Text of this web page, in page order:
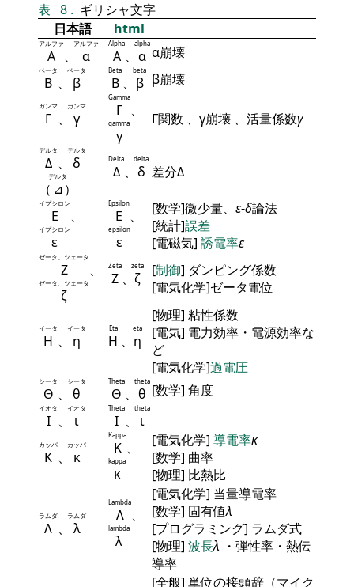
表 8 . ギリシャ文字
日本語
html
Α
アルファ
、 α
アルファ
Α
Alpha
、 α
alpha
α崩壊
Β
ベータ
、 β
ベータ
Β
Beta
、 β
beta
β崩壊
Γ
ガンマ
、 γ
ガンマ Γ
Gamma
、
γ
gamma Γ関数 、γ崩壊 、活量係数γ
Δ
デルタ
、 δ
デルタ
（ ⊿
デルタ
）
Δ
Delta
、 δ
delta
差分Δ
Ε
イプシロン
、
ε
イプシロン
Ε
Epsilon
、
ε
epsilon
[数学]微少量、 ε-δ論法
[統計]誤差
[電磁気] 誘電率ε
Ζ
ゼータ、ツェータ
、
ζ
ゼータ、ツェータ Ζ
Zeta
、 ζ
zeta [制御] ダンピング係数
[電気化学]ゼータ電位
Η
イータ
、 η
イータ
Η
Eta
、 η
eta
[物理] 粘性係数
[電気] 電力効率・電源効率な
ど
[電気化学]過電圧
Θ
シータ
、 θ
シータ
Θ
Theta
、 θ
theta
[数学] 角度
Ι
イオタ
、 ι
イオタ
Ι
Theta
、 ι
theta
Κ
カッパ
、 κ
カッパ Κ
Kappa
、
κ
kappa
[電気化学] 導電率κ
[数学] 曲率
[物理] 比熱比
Λ
ラムダ
、 λ
ラムダ Λ
Lambda
、
λ
lambda
[電気化学] 当量導電率
[数学] 固有値λ
[プログラミング] ラムダ式
[物理] 波長λ ・弾性率・熱伝
導率
[全般] 単位の接頭辞（マイク